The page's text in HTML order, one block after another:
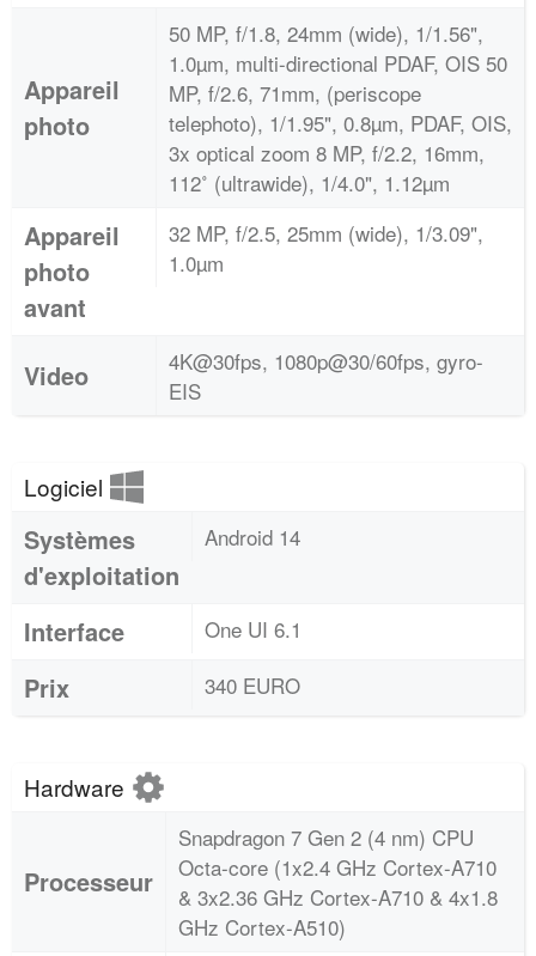
Appareil
photo
50 MP, f/1.8, 24mm (wide), 1/1.56",
1.0µm, multi-directional PDAF, OIS 50
MP, f/2.6, 71mm, (periscope
telephoto), 1/1.95", 0.8µm, PDAF, OIS,
3x optical zoom 8 MP, f/2.2, 16mm,
112˚ (ultrawide), 1/4.0", 1.12µm
Appareil
photo
avant
32 MP, f/2.5, 25mm (wide), 1/3.09",
1.0µm
Video
4K@30fps, 1080p@30/60fps, gyro-
EIS
Logiciel
Systèmes
d'exploitation
Android 14
Interface One UI 6.1
Prix 340 EURO
Hardware
Processeur
Snapdragon 7 Gen 2 (4 nm) CPU
Octa-core (1x2.4 GHz Cortex-A710
& 3x2.36 GHz Cortex-A710 & 4x1.8
GHz Cortex-A510)